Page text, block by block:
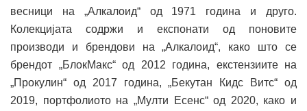
весници на „Алкалоид“ од 1971 година и друго.
Колекцијата содржи и експонати од поновите
производи и брендови на „Алкалоид“, како што се
брендот „БлокМакс“ од 2012 година, екстензиите на
„Прокулин“ од 2017 година, „Бекутан Кидс Витс“ од
2019, портфолиото на „Мулти Есенс“ од 2020, како и